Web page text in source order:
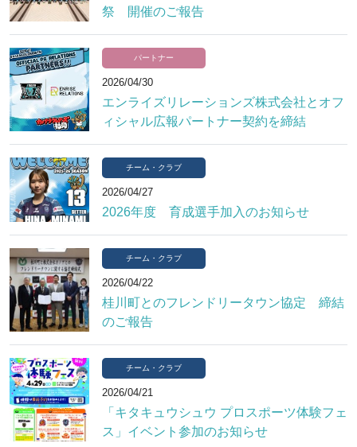
祭 開催のご報告
パートナー
2026/04/30
エンライズリレーションズ株式会社とオフ
ィシャル広報パートナー契約を締結
チーム・クラブ
2026/04/27
2026年度 育成選手加入のお知らせ
チーム・クラブ
2026/04/22
桂川町とのフレンドリータウン協定 締結
のご報告
チーム・クラブ
2026/04/21
「キタキュウシュウ プロスポーツ体験フェ
ス」イベント参加のお知らせ